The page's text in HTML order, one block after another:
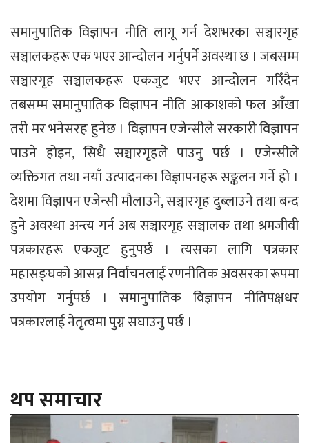
समानुपातिक विज्ञापन नीति लागू गर्न देशभरका सञ्चारगृह
सञ्चालकहरू एक भएर आन्दोलन गर्नुपर्ने अवस्था छ । जबसम्म
सञ्चारगृह सञ्चालकहरू एकजुट भएर आन्दोलन गरिँदैन
तबसम्म समानुपातिक विज्ञापन नीति आकाशको फल आँखा
तरी मर भनेसरह हुनेछ । विज्ञापन एजेन्सीले सरकारी विज्ञापन
पाउने होइन, सिधै सञ्चारगृहले पाउनु पर्छ । एजेन्सीले
व्यक्तिगत तथा नयाँ उत्पादनका विज्ञापनहरू सङ्कलन गर्ने हो ।
देशमा विज्ञापन एजेन्सी मौलाउने, सञ्चारगृह दुब्लाउने तथा बन्द
हुने अवस्था अन्त्य गर्न अब सञ्चारगृह सञ्चालक तथा श्रमजीवी
पत्रकारहरू एकजुट हुनुपर्छ । त्यसका लागि पत्रकार
महासङ्घको आसन्न निर्वाचनलाई रणनीतिक अवसरका रूपमा
उपयोग गर्नुपर्छ । समानुपातिक विज्ञापन नीतिपक्षधर
पत्रकारलाई नेतृत्वमा पुग्न सघाउनु पर्छ ।
थप समाचार